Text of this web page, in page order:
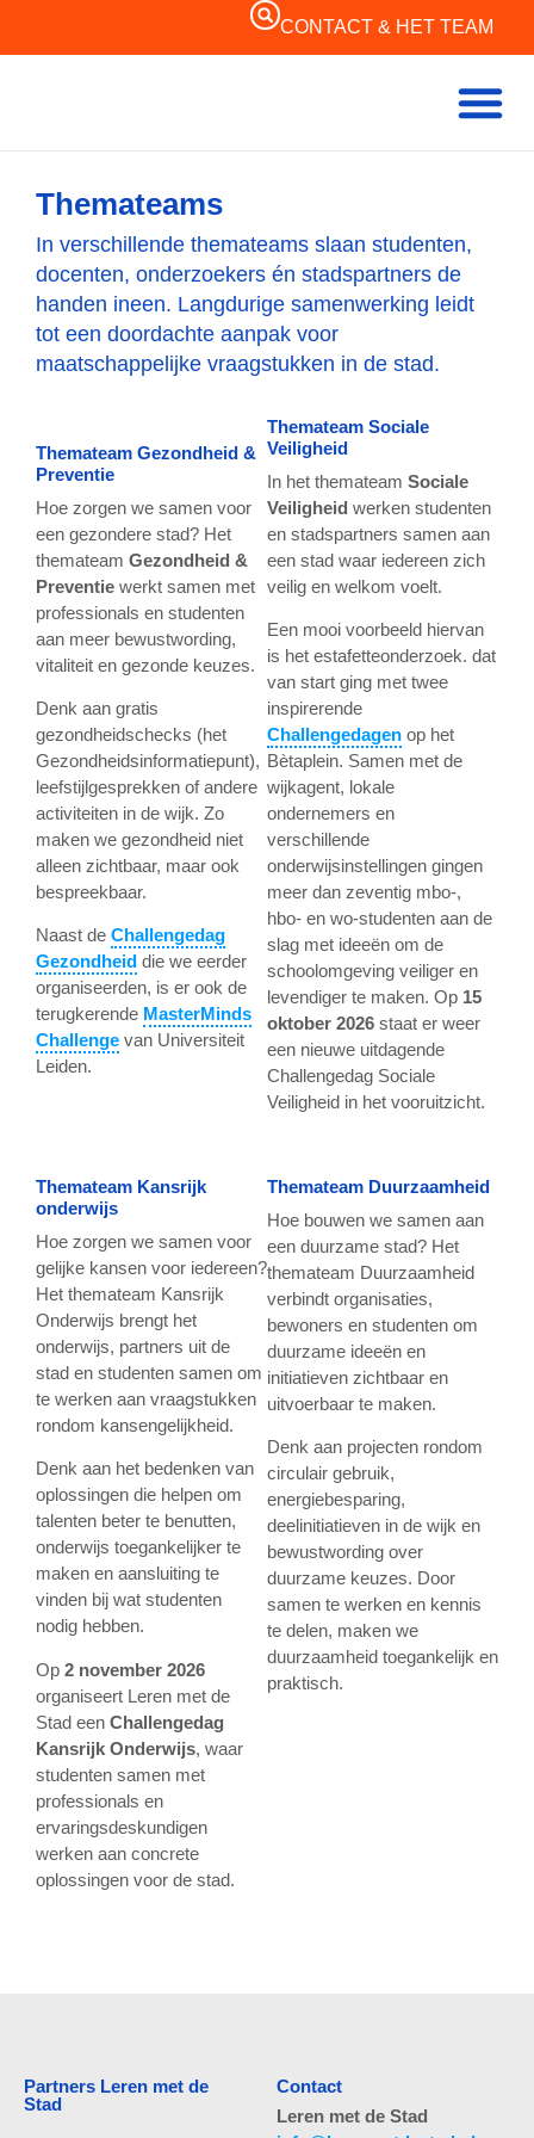
CONTACT & HET TEAM
Themateams
In verschillende themateams slaan studenten,
docenten, onderzoekers én stadspartners de
handen ineen. Langdurige samenwerking leidt
tot een doordachte aanpak voor
maatschappelijke vraagstukken in de stad.
Themateam Gezondheid &
Preventie
Hoe zorgen we samen voor
een gezondere stad? Het
themateam Gezondheid &
Preventie werkt samen met
professionals en studenten
aan meer bewustwording,
vitaliteit en gezonde keuzes.
Denk aan gratis
gezondheidschecks (het
Gezondheidsinformatiepunt),
leefstijlgesprekken of andere
activiteiten in de wijk. Zo
maken we gezondheid niet
alleen zichtbaar, maar ook
bespreekbaar.
Naast de Challengedag
Gezondheid die we eerder
organiseerden, is er ook de
terugkerende MasterMinds
Challenge van Universiteit
Leiden.
Themateam Sociale
Veiligheid
In het themateam Sociale
Veiligheid werken studenten
en stadspartners samen aan
een stad waar iedereen zich
veilig en welkom voelt.
Een mooi voorbeeld hiervan
is het estafetteonderzoek. dat
van start ging met twee
inspirerende
Challengedagen op het
Bètaplein. Samen met de
wijkagent, lokale
ondernemers en
verschillende
onderwijsinstellingen gingen
meer dan zeventig mbo-,
hbo- en wo-studenten aan de
slag met ideeën om de
schoolomgeving veiliger en
levendiger te maken. Op 15
oktober 2026 staat er weer
een nieuwe uitdagende
Challengedag Sociale
Veiligheid in het vooruitzicht.
Themateam Kansrijk
onderwijs
Hoe zorgen we samen voor
gelijke kansen voor iedereen?
Het themateam Kansrijk
Onderwijs brengt het
onderwijs, partners uit de
stad en studenten samen om
te werken aan vraagstukken
rondom kansengelijkheid.
Denk aan het bedenken van
oplossingen die helpen om
talenten beter te benutten,
onderwijs toegankelijker te
maken en aansluiting te
vinden bij wat studenten
nodig hebben.
Op 2 november 2026
organiseert Leren met de
Stad een Challengedag
Kansrijk Onderwijs, waar
studenten samen met
professionals en
ervaringsdeskundigen
werken aan concrete
oplossingen voor de stad.
Themateam Duurzaamheid
Hoe bouwen we samen aan
een duurzame stad? Het
themateam Duurzaamheid
verbindt organisaties,
bewoners en studenten om
duurzame ideeën en
initiatieven zichtbaar en
uitvoerbaar te maken.
Denk aan projecten rondom
circulair gebruik,
energiebesparing,
deelinitiatieven in de wijk en
bewustwording over
duurzame keuzes. Door
samen te werken en kennis
te delen, maken we
duurzaamheid toegankelijk en
praktisch.
Partners Leren met de
Stad
Contact
Leren met de Stad